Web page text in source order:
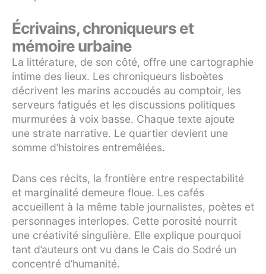
Écrivains, chroniqueurs et
mémoire urbaine
La littérature, de son côté, offre une cartographie
intime des lieux. Les chroniqueurs lisboètes
décrivent les marins accoudés au comptoir, les
serveurs fatigués et les discussions politiques
murmurées à voix basse. Chaque texte ajoute
une strate narrative. Le quartier devient une
somme d’histoires entremêlées.
Dans ces récits, la frontière entre respectabilité
et marginalité demeure floue. Les cafés
accueillent à la même table journalistes, poètes et
personnages interlopes. Cette porosité nourrit
une créativité singulière. Elle explique pourquoi
tant d’auteurs ont vu dans le Cais do Sodré un
concentré d’humanité.